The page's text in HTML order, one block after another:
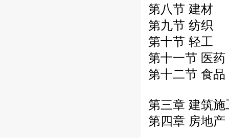
第八节 建材
第九节 纺织
第十节 轻工
第十一节 医药
第十二节 食品
第三章 建筑施
第四章 房地产